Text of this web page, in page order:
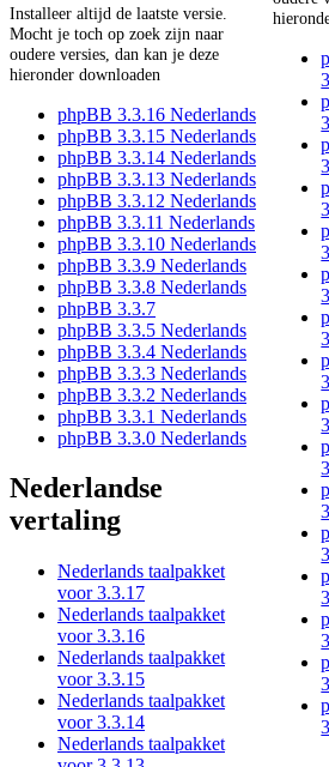
Installeer altijd de laatste versie.
Mocht je toch op zoek zijn naar
oudere versies, dan kan je deze
hieronder downloaden
phpBB 3.3.16 Nederlands
phpBB 3.3.15 Nederlands
phpBB 3.3.14 Nederlands
phpBB 3.3.13 Nederlands
phpBB 3.3.12 Nederlands
phpBB 3.3.11 Nederlands
phpBB 3.3.10 Nederlands
phpBB 3.3.9 Nederlands
phpBB 3.3.8 Nederlands
phpBB 3.3.7
phpBB 3.3.5 Nederlands
phpBB 3.3.4 Nederlands
phpBB 3.3.3 Nederlands
phpBB 3.3.2 Nederlands
phpBB 3.3.1 Nederlands
phpBB 3.3.0 Nederlands
Nederlandse
vertaling
Nederlands taalpakket
voor 3.3.17
Nederlands taalpakket
voor 3.3.16
Nederlands taalpakket
voor 3.3.15
Nederlands taalpakket
voor 3.3.14
Nederlands taalpakket